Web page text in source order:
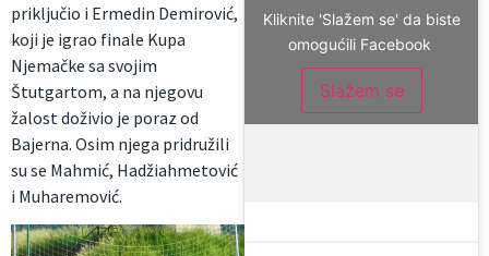
priključio i Ermedin Demirović,
koji je igrao finale Kupa
Njemačke sa svojim
Štutgartom, a na njegovu
žalost doživio je poraz od
Bajerna. Osim njega pridružili
su se Mahmić, Hadžiahmetović
i Muharemović.
Kliknite 'Slažem se' da biste
omogućili Facebook
Slažem se